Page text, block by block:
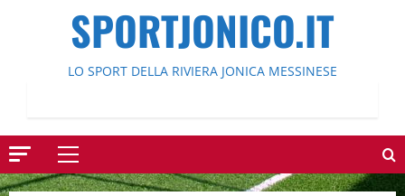
SPORTJONICO.IT
LO SPORT DELLA RIVIERA JONICA MESSINESE
Menu
principale